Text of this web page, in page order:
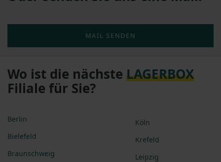
MAIL SENDEN
Wo ist die nächste LAGERBOX
Filiale für Sie?
Berlin
Bielefeld
Braunschweig
Köln
Krefeld
Leipzig